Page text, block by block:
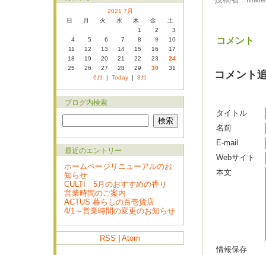
コメント
コメント
タイトル
名前
E-mail
Webサイト
本文
情報保存
2021 7月
日
月 火 水 木 金
土
1
2
3
4
5 6 7 8 9
10
11
12 13 14 15 16
17
18
19 20 21 22 23
24
25
26 27 28 29 30
31
6月
| Today | 8月
ブログ内検索
最近のエントリー
ホームページリニューアルのお
知らせ
CULTI 5月のおすすめの香り
営業時間のご案内
ACTUS 暮らしの百壱貨店
4/1～営業時間の変更のお知らせ
RSS Atom